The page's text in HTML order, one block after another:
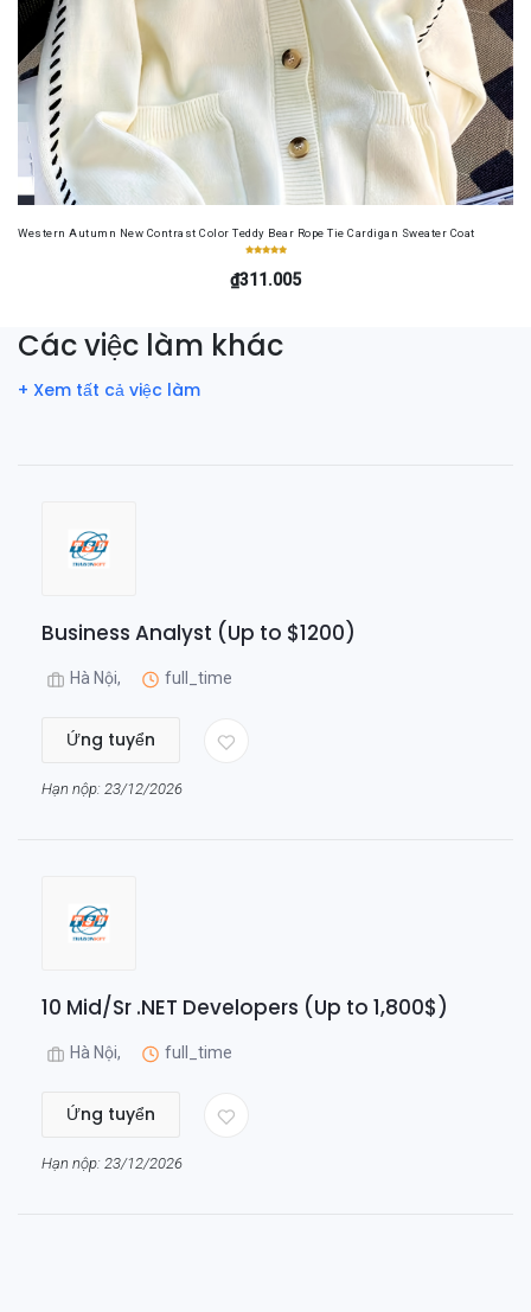
Western Autumn New Contrast Color Teddy Bear Rope Tie Cardigan Sweater Coat
₫311.005
Các việc làm khác
+ Xem tất cả việc làm
Business Analyst (Up to $1200)
Hà Nội, full_time
Ứng tuyển
Hạn nộp: 23/12/2026
10 Mid/Sr .NET Developers (Up to 1,800$)
Hà Nội, full_time
Ứng tuyển
Hạn nộp: 23/12/2026